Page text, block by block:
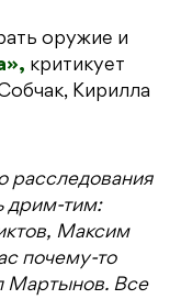
оружие и
критикует
Кирилла
расследования
дрим-тим:
Максим
почему-то
Мартынов. Все